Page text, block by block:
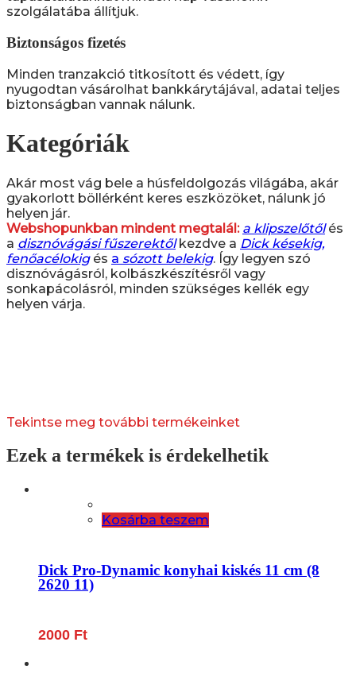
szolgálatába állítjuk.
Biztonságos fizetés
Minden tranzakció titkosított és védett, így
nyugodtan vásárolhat bankkárytájával, adatai teljes
biztonságban vannak nálunk.
Kategóriák
Akár most vág bele a húsfeldolgozás világába, akár
gyakorlott böllérként keres eszközöket, nálunk jó
helyen jár.
Webshopunkban mindent megtalál: a klipszelőtőlés
a disznóvágási fűszerektőlkezdve a Dick késekig,
fenőacélokigés a sózott belekig. Így legyen szó
disznóvágásról, kolbászkészítésről vagy
sonkapácolásról, minden szükséges kellék egy
helyen várja.
Tekintse meg további termékeinket
Ezek a termékek is érdekelhetik
Kosárba teszem
Dick Pro-Dynamic konyhai kiskés 11 cm (8
2620 11)
2000 Ft